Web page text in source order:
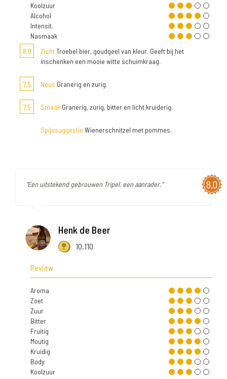
Koolzuur
Alcohol
Intensit.
Nasmaak
8,0
ZichtTroebel bier, goudgeel van kleur. Geeft bij het
inschenken een mooie witte schuimkraag.
7,5 Neus Granerig en zurig.
7,5 Smaak Granerig, zurig, bitter en licht kruiderig.
Spijssuggestie Wienerschnitzel met pommes.
8,0
"Een uitstekend gebrouwen Tripel, een aanrader."
Henk de Beer
10.110
Review
Aroma
Zoet
Zuur
Bitter
Fruitig
Moutig
Kruidig
Body
Koolzuur